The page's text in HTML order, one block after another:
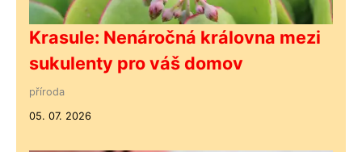
Krasule: Nenáročná královna mezi
sukulenty pro váš domov
příroda
05. 07. 2026